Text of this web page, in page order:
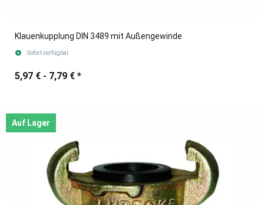
Klauenkupplung DIN 3489 mit Außengewinde
Sofort verfügbar
5,97 € - 7,79 € *
Auf Lager